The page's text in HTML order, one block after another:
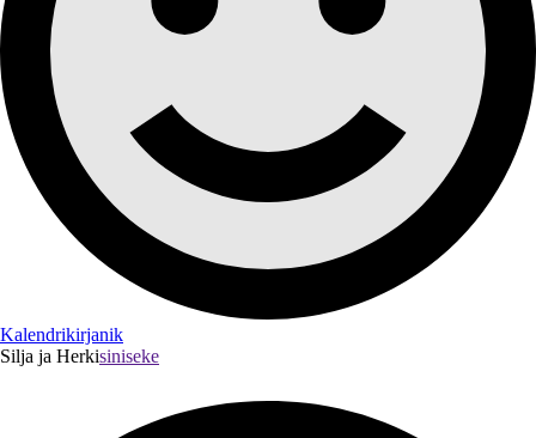
Kalendrikirjanik
Silja ja Herkisiniseke